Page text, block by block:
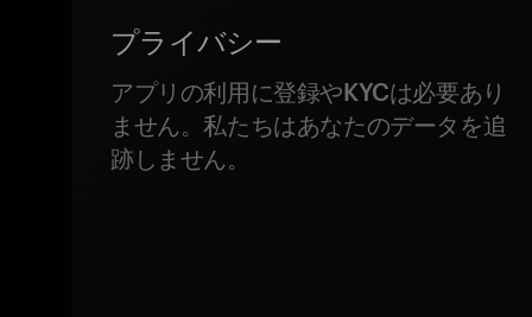
プライバシー
アプリの利用に登録やKYCは必要あり
ません。私たちはあなたのデータを追
跡しません。